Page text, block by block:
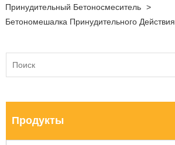
Принудительный Бетоносмеситель >
Бетономешалка Принудительного Действия
Продукты